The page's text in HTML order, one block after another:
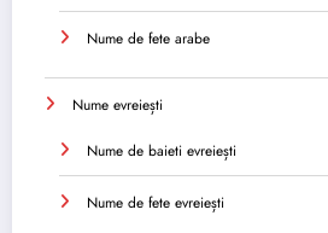
Nume de fete arabe
Nume evreiești
Nume de baieti evreiești
Nume de fete evreiești